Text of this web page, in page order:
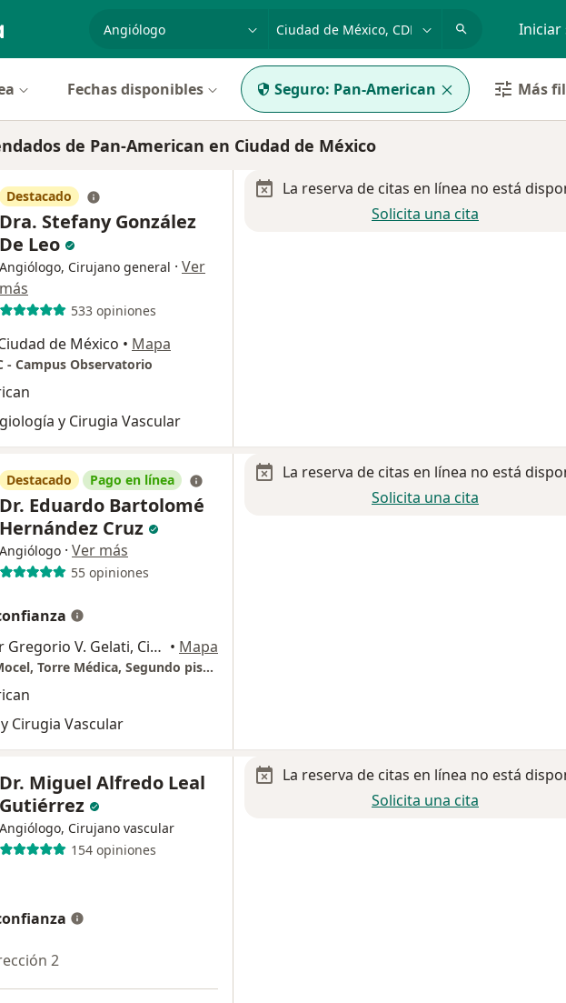
especialidad, enfermedad o nombre
p. ej. Guadalajara Iniciar
Fechas disponibles Seguro: Pan-American Más
de Pan-American en Ciudad de México
Destacado
Dra. Stefany González
De Leo
Angiólogo, Cirujano general · Ver
más
533 opiniones
de México • Mapa
- Campus Observatorio
y Cirugia Vascular
La reserva de citas en línea no está
Solicita una cita
Destacado Pago en línea
Dr. Eduardo Bartolomé
Hernández Cruz
Angiólogo · Ver más
55 opiniones
Calle Gobernador Gregorio V. Gelati, Ciudad de México • Mapa
Hospital Angeles Mocel, Torre Médica, Segundo piso, Consultorio 210
Cirugia Vascular
La reserva de citas en línea no está
Solicita una cita
Dr. Miguel Alfredo Leal
Gutiérrez
Angiólogo, Cirujano vascular
154 opiniones
2
La reserva de citas en línea no está
Solicita una cita